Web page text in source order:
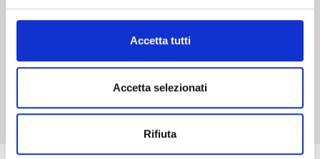
Accetta tutti
Accetta selezionati
Rifiuta
Mostra tutto